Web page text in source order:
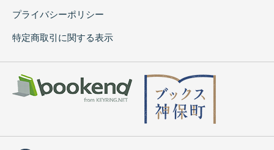
プライバシーポリシー
特定商取引に関する表示